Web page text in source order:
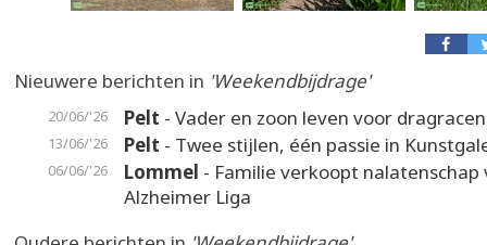
Nieuwere berichten in 'Weekendbijdrage'
20/06/'26 Pelt - Vader en zoon leven voor dragracen
13/06/'26 Pelt - Twee stijlen, één passie in
06/06/'26 Lommel - Familie verkoopt nalatenschap
Alzheimer Liga